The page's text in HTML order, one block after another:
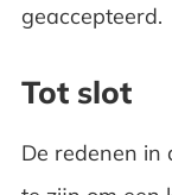
geaccepteerd.
Tot slot
De redenen in